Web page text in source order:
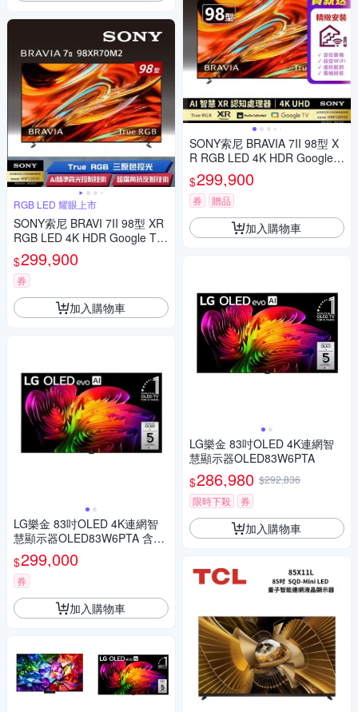
RGB LED 耀眼上市
SONY索尼 BRAVI 7II 98型 XR
RGB LED 4K HDR Google TV
顯示器 Y-98XR70M2
$299,900
券
加入購物車
LG樂金 83吋OLED 4K連網智
慧顯示器OLED83W6PTA 含壁
掛安裝+附原廠壁掛架 送7-11
商品卡11700元
$299,000
券
加入購物車
SONY索尼 BRAVIA 7II 98型 X
R RGB LED 4K HDR Google T
V顯示器 Y-98XR70M2
$299,900
券 贈品
加入購物車
LG樂金 83吋OLED 4K連網智
慧顯示器OLED83W6PTA
$286,980 $292,836
限時下殺
券
加入購物車